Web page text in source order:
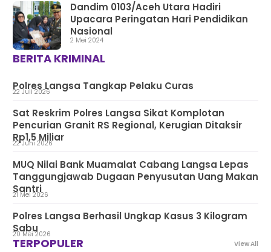
Dandim 0103/Aceh Utara Hadiri
Upacara Peringatan Hari Pendidikan
Nasional
2 Mei 2024
BERITA KRIMINAL
Polres Langsa Tangkap Pelaku Curas
22 Juli 2026
Sat Reskrim Polres Langsa Sikat Komplotan
Pencurian Granit RS Regional, Kerugian Ditaksir
Rp1,5 Miliar
22 Juni 2026
MUQ Nilai Bank Muamalat Cabang Langsa Lepas
Tanggungjawab Dugaan Penyusutan Uang Makan
Santri
21 Mei 2026
Polres Langsa Berhasil Ungkap Kasus 3 Kilogram
Sabu20 Mei 2026
TERPOPULER View All